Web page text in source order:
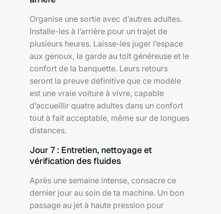
Organise une sortie avec d’autres adultes.
Installe-les à l’arrière pour un trajet de
plusieurs heures. Laisse-les juger l’espace
aux genoux, la garde au toit généreuse et le
confort de la banquette. Leurs retours
seront la preuve définitive que ce modèle
est une vraie voiture à vivre, capable
d’accueillir quatre adultes dans un confort
tout à fait acceptable, même sur de longues
distances.
Jour 7 : Entretien, nettoyage et
vérification des fluides
Après une semaine intense, consacre ce
dernier jour au soin de ta machine. Un bon
passage au jet à haute pression pour